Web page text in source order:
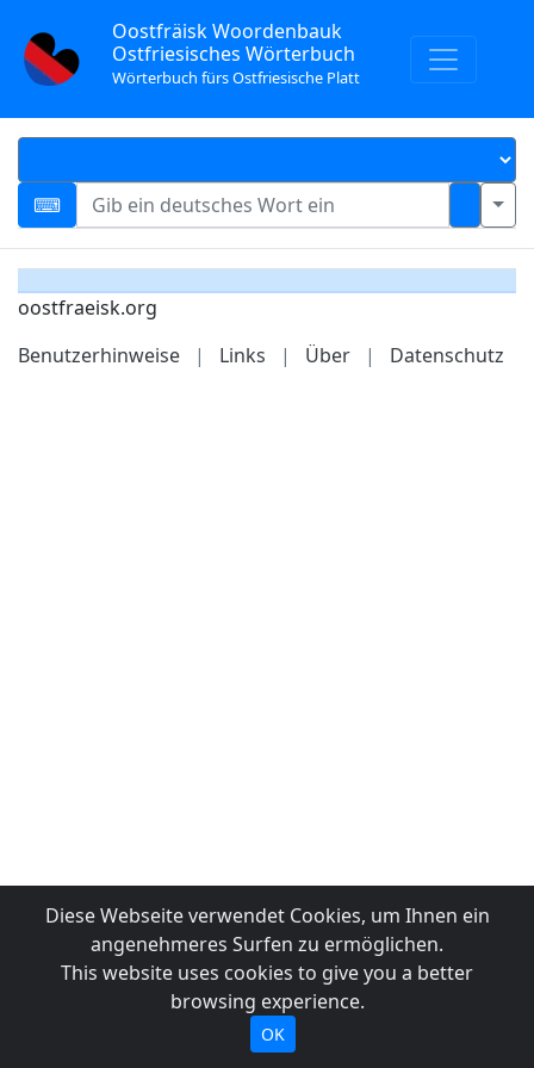
Oostfräisk Woordenbauk
Ostfriesisches Wörterbuch
Wörterbuch fürs Ostfriesische Platt
oostfraeisk.org
Benutzerhinweise
| Links | Über | Datenschutz
Diese Webseite verwendet Cookies, um Ihnen ein
angenehmeres Surfen zu ermöglichen.
This website uses cookies to give you a better
browsing experience.
OK